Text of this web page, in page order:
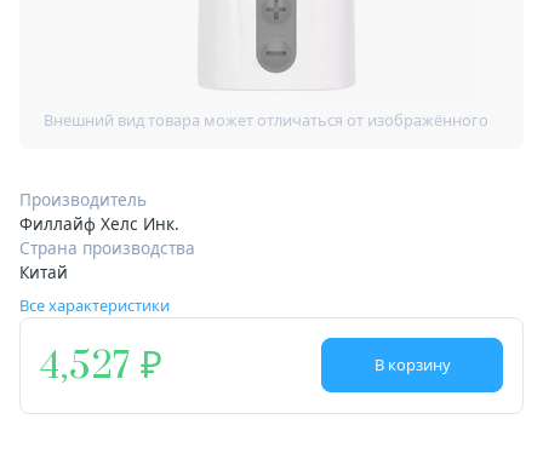
Производитель
Филлайф Хелс Инк.
Страна производства
Китай
Все характеристики
4,527 В корзину